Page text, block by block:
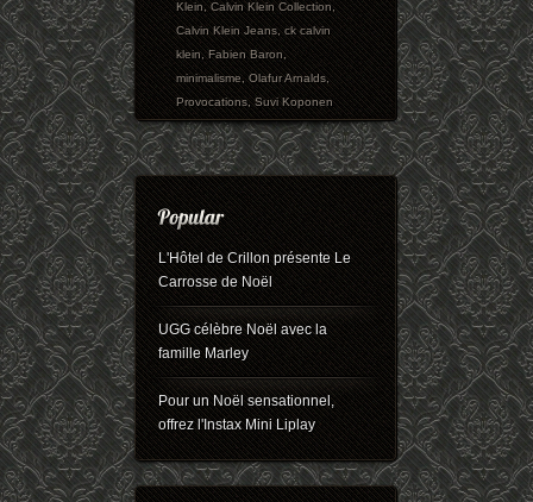
Klein,Calvin Klein Collection,
Calvin Klein Jeans,ck calvin
klein,Fabien Baron,
minimalisme,Olafur Arnalds,
Provocations,Suvi Koponen
L'Hôtel de Crillon présente Le
Carrosse de Noël
UGG célèbre Noël avec la
famille Marley
Pour un Noël sensationnel,
offrez l'Instax Mini Liplay